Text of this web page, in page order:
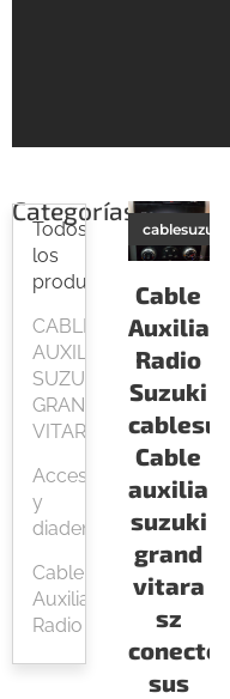
Categorías
Todos
los
productos
CABLE
AUXILIAR
SUZUKI
GRAND
VITARA
Accesorios
y
diademas
Cable
Auxiliar
Radio
Cable
Auxiliar
Radio
Suzuki
Cable
auxiliar
suzuki
grand
vitara
sz
conecte
sus